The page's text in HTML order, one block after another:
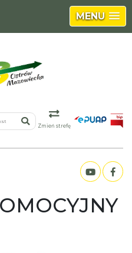
MENU
tekst
Zmień strefę